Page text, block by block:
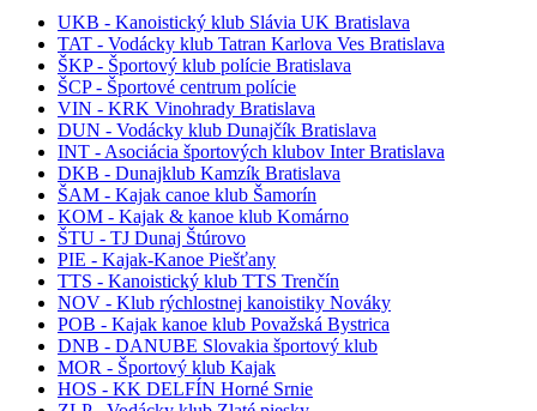
UKB - Kanoistický klub Slávia UK Bratislava
TAT - Vodácky klub Tatran Karlova Ves Bratislava
ŠKP - Športový klub polície Bratislava
ŠCP - Športové centrum polície
VIN - KRK Vinohrady Bratislava
DUN - Vodácky klub Dunajčík Bratislava
INT - Asociácia športových klubov Inter Bratislava
DKB - Dunajklub Kamzík Bratislava
ŠAM - Kajak canoe klub Šamorín
KOM - Kajak & kanoe klub Komárno
ŠTU - TJ Dunaj Štúrovo
PIE - Kajak-Kanoe Piešťany
TTS - Kanoistický klub TTS Trenčín
NOV - Klub rýchlostnej kanoistiky Nováky
POB - Kajak kanoe klub Považská Bystrica
DNB - DANUBE Slovakia športový klub
MOR - Športový klub Kajak
HOS - KK DELFÍN Horné Srnie